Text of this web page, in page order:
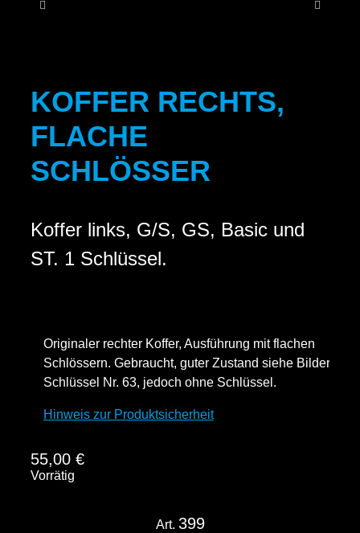
KOFFER RECHTS,
FLACHE
SCHLÖSSER
Koffer links, G/S, GS, Basic und
ST. 1 Schlüssel.
Originaler rechter Koffer, Ausführung mit flachen
Schlössern. Gebraucht, guter Zustand siehe Bilder.
Schlüssel Nr. 63, jedoch ohne Schlüssel.
Hinweis zur Produktsicherheit
55,00 €
Vorrätig
Art. 399